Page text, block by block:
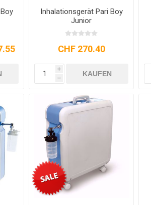
Inhalationsgerät Pari Boy
Junior
CHF 270.40
i
h
KAUFEN